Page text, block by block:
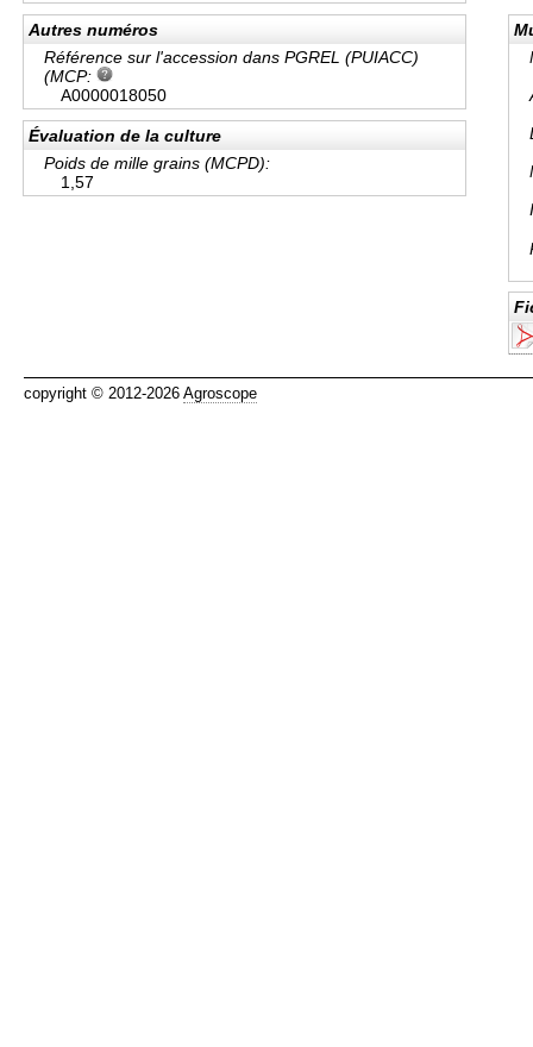
Autres numéros
Référence sur l'accession dans PGREL (PUIACC)
(MCP:
A0000018050
Évaluation de la culture
Poids de mille grains (MCPD):
1,57
copyright © 2012-2026 Agroscope